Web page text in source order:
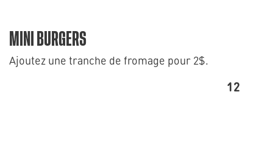
MINI BURGERS
Ajoutez une tranche de fromage pour 2$.
12